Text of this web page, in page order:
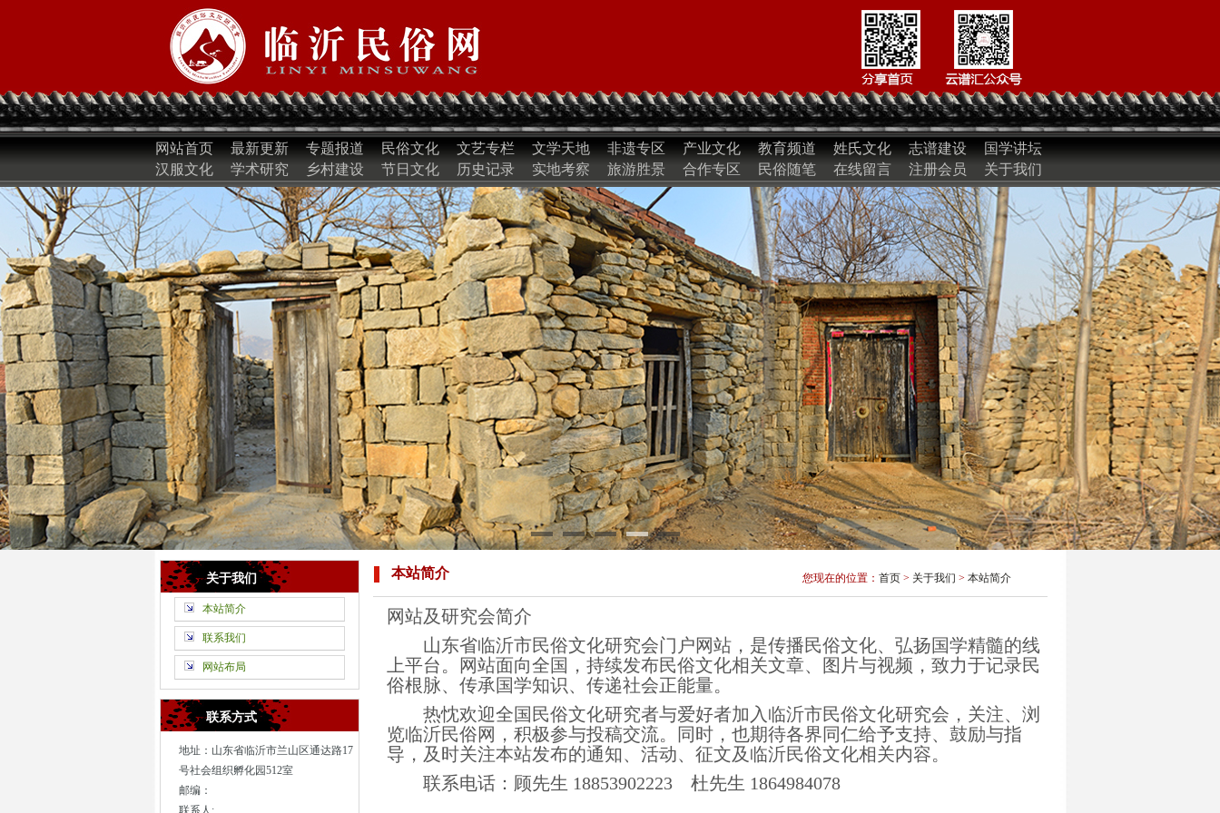
网站首页 最新更新 专题报道 民俗文化 文艺专栏 文学天地 非遗专区 产业文化 教育频道 姓氏文化 志谱建设
国学讲坛
汉服文化
学术研究 乡村建设 节日文化 历史记录 实地考察 旅游胜景 合作专区 民俗随笔 在线留言 注册会员 关于我们
关于我们
本站简介
联系我们
网站布局
联系方式
地址：山东省临沂市兰山区通达路17
号社会组织孵化园512室
邮编：
联系人:
本站简介 您现在的位置： 首页> 关于我们 > 本站简介
网站及研究会简介
山东省临沂市民俗文化研究会门户网站，是传播民俗文化、弘扬国学精髓的线
上平台。网站面向全国，持续发布民俗文化相关文章、图片与视频，致力于记录民
俗根脉、传承国学知识、传递社会正能量。
热忱欢迎全国民俗文化研究者与爱好者加入临沂市民俗文化研究会，关注、浏
览临沂民俗网，积极参与投稿交流。同时，也期待各界同仁给予支持、鼓励与指
导，及时关注本站发布的通知、活动、征文及临沂民俗文化相关内容。
联系电话：顾先生 18853902223 杜先生 1864984078